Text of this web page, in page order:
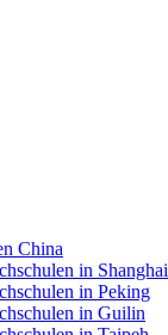
China
in Shanghai
in Peking
in Guilin